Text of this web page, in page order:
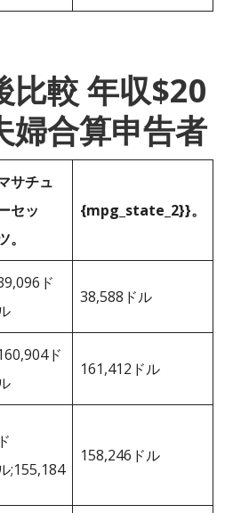
比較 年収$20
婦合算申告者
サチュ
セッ
。
{mpg_state_2}}。
ド
38,588ドル
ド
161,412ドル
ド
;155,184
158,246ドル